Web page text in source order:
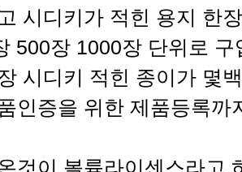
시디키가 적힌 용지 한
500장 1000장 단위로
시디키 적힌 종이가 몇
인증을 위한 제품등록
것이 볼륨라이센스라고